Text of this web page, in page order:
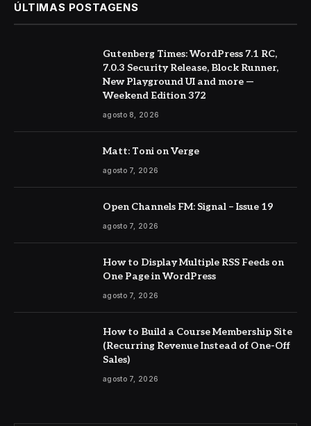
ÚLTIMAS POSTAGENS
Gutenberg Times: WordPress 7.1 RC,
7.0.3 Security Release, Block Runner,
New Playground UI and more —
Weekend Edition 372
agosto 8, 2026
Matt: Toni on Verge
agosto 7, 2026
Open Channels FM: Signal – Issue 19
agosto 7, 2026
How to Display Multiple RSS Feeds on
One Page in WordPress
agosto 7, 2026
How to Build a Course Membership Site
(Recurring Revenue Instead of One-Off
Sales)
agosto 7, 2026